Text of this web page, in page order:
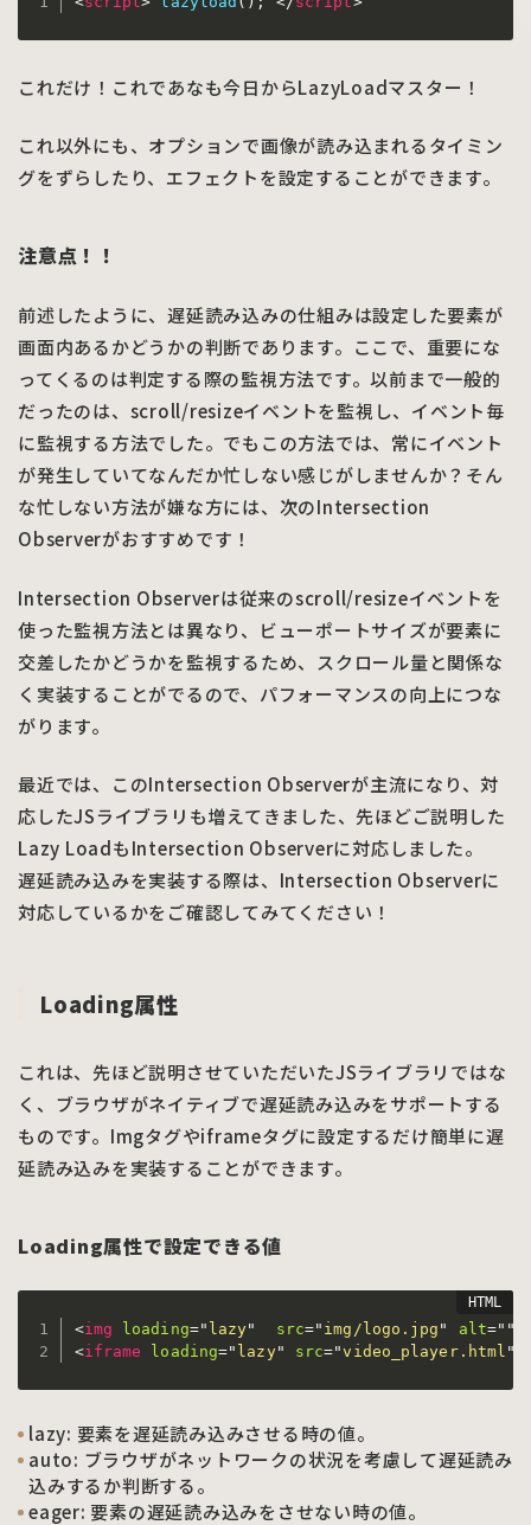
これだけ！これであなも今日からLazyLoadマスター！
これ以外にも、オプションで画像が読み込まれるタイミン
グをずらしたり、エフェクトを設定することができます。
注意点！！
前述したように、遅延読み込みの仕組みは設定した要素が
画面内あるかどうかの判断であります。ここで、重要にな
ってくるのは判定する際の監視方法です。以前まで一般的
だったのは、scroll/resizeイベントを監視し、イベント毎
に監視する方法でした。でもこの方法では、常にイベント
が発生していてなんだか忙しない感じがしませんか？そん
な忙しない方法が嫌な方には、次のIntersection
Observerがおすすめです！
Intersection Observerは従来のscroll/resizeイベントを
使った監視方法とは異なり、ビューポートサイズが要素に
交差したかどうかを監視するため、スクロール量と関係な
く実装することがでるので、パフォーマンスの向上につな
がります。
最近では、このIntersection Observerが主流になり、対
応したJSライブラリも増えてきました、先ほどご説明した
Lazy LoadもIntersection Observerに対応しました。
遅延読み込みを実装する際は、Intersection Observerに
対応しているかをご確認してみてください！
Loading属性
これは、先ほど説明させていただいたJSライブラリではな
く、ブラウザがネイティブで遅延読み込みをサポートする
ものです。Imgタグやiframeタグに設定するだけ簡単に遅
延読み込みを実装することができます。
Loading属性で設定できる値
<img loading=" lazy" src=" img/logo.jpg " alt=" "
<iframe loading=" lazy" src="video_player.html "
lazy: 要素を遅延読み込みさせる時の値。
auto: ブラウザがネットワークの状況を考慮して遅延読み
込みするか判断する。
eager: 要素の遅延読み込みをさせない時の値。